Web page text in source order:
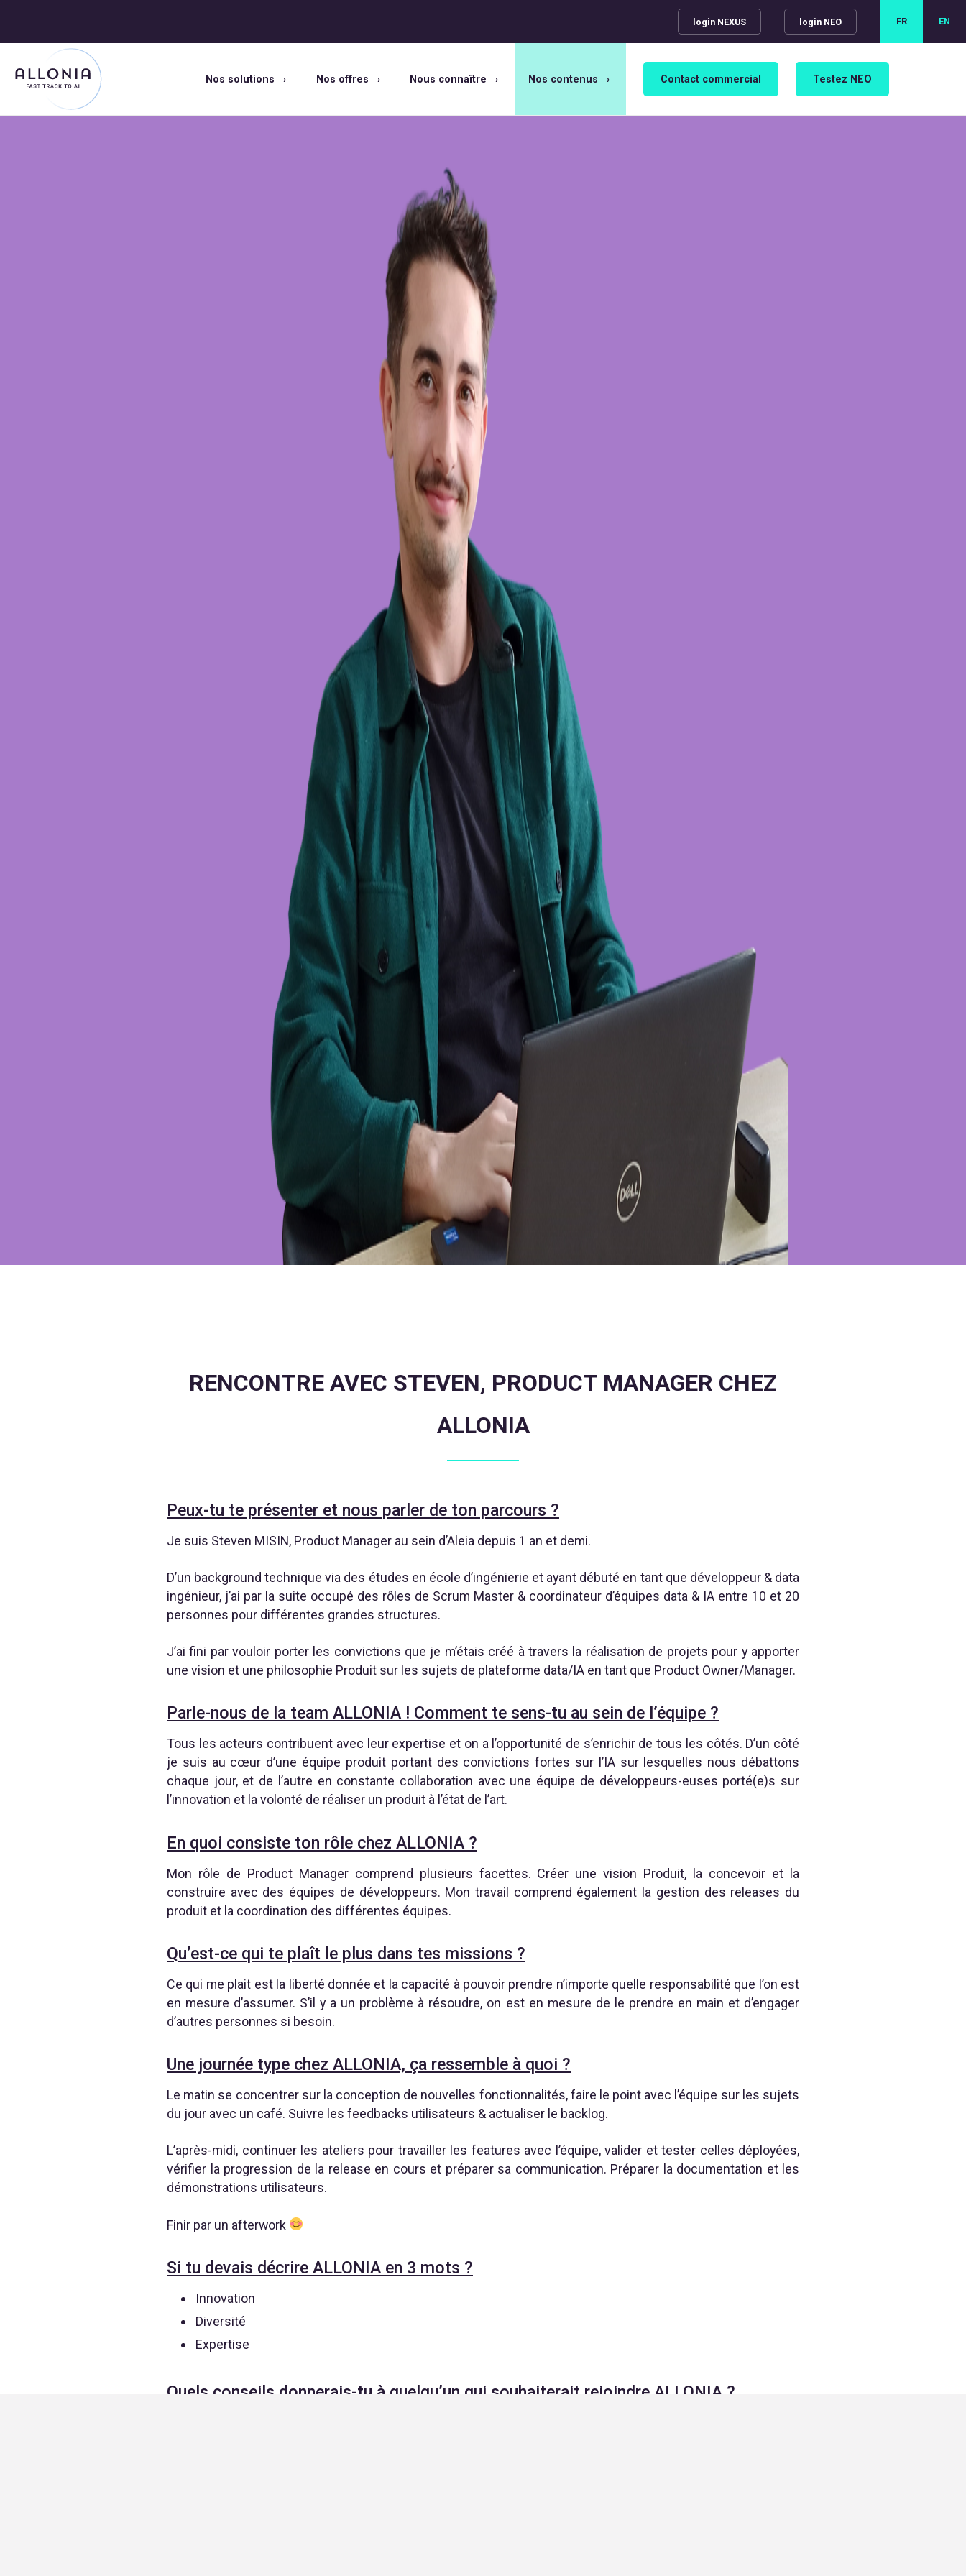
login NEXUS login NEO FR EN
Nos solutions Nos offres Nous connaître Nos contenus Contact commercial Testez NEO
RENCONTRE AVEC STEVEN, PRODUCT MANAGER CHEZ
ALLONIA
Peux-tu te présenter et nous parler de ton parcours ?
Je suis Steven MISIN, Product Manager au sein d’Aleia depuis 1 an et demi.
D’un background technique via des études en école d’ingénierie et ayant débuté en tant que développeur & data
ingénieur, j’ai par la suite occupé des rôles de Scrum Master & coordinateur d’équipes data & IA entre 10 et 20
personnes pour différentes grandes structures.
J’ai fini par vouloir porter les convictions que je m’étais créé à travers la réalisation de projets pour y apporter
une vision et une philosophie Produit sur les sujets de plateforme data/IA en tant que Product Owner/Manager.
Parle-nous de la team ALLONIA ! Comment te sens-tu au sein de l’équipe ?
Tous les acteurs contribuent avec leur expertise et on a l’opportunité de s’enrichir de tous les côtés. D’un côté
je suis au cœur d’une équipe produit portant des convictions fortes sur l’IA sur lesquelles nous débattons
chaque jour, et de l’autre en constante collaboration avec une équipe de développeurs-euses porté(e)s sur
l’innovation et la volonté de réaliser un produit à l’état de l’art.
En quoi consiste ton rôle chez ALLONIA ?
Mon rôle de Product Manager comprend plusieurs facettes. Créer une vision Produit, la concevoir et la
construire avec des équipes de développeurs. Mon travail comprend également la gestion des releases du
produit et la coordination des différentes équipes.
Qu’est-ce qui te plaît le plus dans tes missions ?
Ce qui me plait est la liberté donnée et la capacité à pouvoir prendre n’importe quelle responsabilité que l’on est
en mesure d’assumer. S’il y a un problème à résoudre, on est en mesure de le prendre en main et d’engager
d’autres personnes si besoin.
Une journée type chez ALLONIA, ça ressemble à quoi ?
Le matin se concentrer sur la conception de nouvelles fonctionnalités, faire le point avec l’équipe sur les sujets
du jour avec un café. Suivre les feedbacks utilisateurs & actualiser le backlog.
L’après-midi, continuer les ateliers pour travailler les features avec l’équipe, valider et tester celles déployées,
vérifier la progression de la release en cours et préparer sa communication. Préparer la documentation et les
démonstrations utilisateurs.
Finir par un afterwork
Si tu devais décrire ALLONIA en 3 mots ?
Innovation
Diversité
Expertise
Quels conseils donnerais-tu à quelqu’un qui souhaiterait rejoindre ALLONIA ?